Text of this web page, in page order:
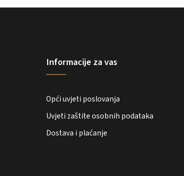
Informacije za vas
Opći uvjeti poslovanja
Uvjeti zaštite osobnih podataka
Dostava i plaćanje